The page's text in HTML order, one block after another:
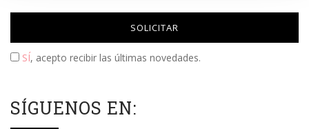
SÍ, acepto recibir las últimas novedades.
SÍGUENOS EN: